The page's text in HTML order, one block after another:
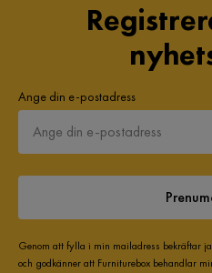
Bäddriktning
Ange din e-postadress
Genom att fylla i min mailadress bekräftar
och godkänner att Furniturebox behandlar